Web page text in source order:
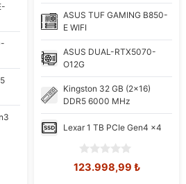
ASUS TUF GAMING B850-
E WIFI
ASUS DUAL-RTX5070-
O12G
Kingston 32 GB (2x16)
DDR5 6000 MHz
Lexar 1 TB PCIe Gen4 x4
0
o
Orijinal
123.998,99 ₺Şu